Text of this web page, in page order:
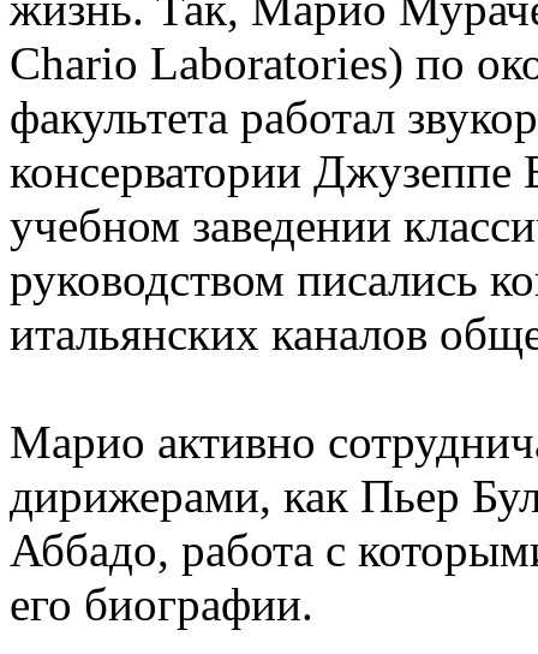
Chario Laboratories) по
факультета работал
консерватории Джузеппе
учебном заведении
руководством писались
итальянских каналов
Марио активно
дирижерами, как Пьер
Аббадо, работа с
его биографии.